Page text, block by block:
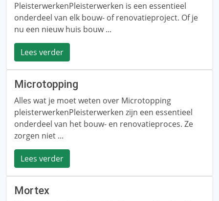
PleisterwerkenPleisterwerken is een essentieel
onderdeel van elk bouw- of renovatieproject. Of je
nu een nieuw huis bouw ...
Lees verder
Microtopping
Alles wat je moet weten over Microtopping
pleisterwerkenPleisterwerken zijn een essentieel
onderdeel van het bouw- en renovatieproces. Ze
zorgen niet ...
Lees verder
Mortex